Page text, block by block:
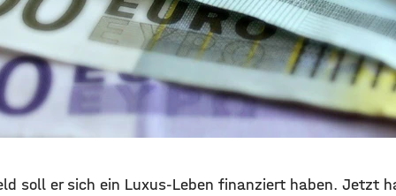
soll er sich ein Luxus-Leben finanziert haben. Jetzt